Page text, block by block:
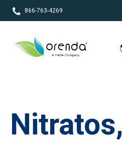
866-763-4269
Nitratos,